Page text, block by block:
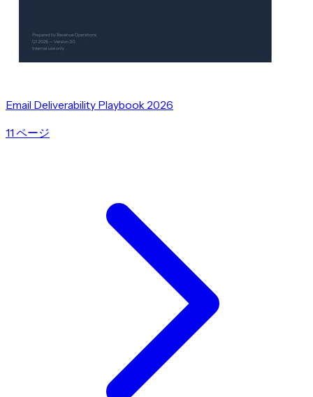
Email Deliverability Playbook 2026
11 ページ